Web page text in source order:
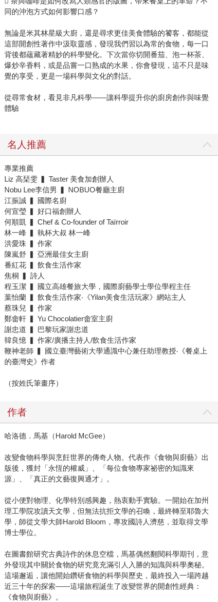
同的沖泡方式如何影響口感？
無論是米其林星級大廚，還是尋求更佳美食體驗的饕客，都能從
這部開創性著作中汲取靈感，發現我們習以為常的食物，每一口
背後都蘊藏著精妙的科學變化。下次當你切開番茄、泡一杯茶、
爆炒辛香料，或是品嘗一口熟成的水果，你會發現，這不只是味
覺的享受，更是一場科學與文化的對話。
從尋常食材，看見非凡科學——讓科學提升你的廚房創作與味覺
體驗
名人推薦
專業推薦
Liz 高琹雯 ▍ Taster 美食加創辦人
Nobu Lee李信男 ▍ NOBUO餐廳主廚
江振誠 ▍ 國際名廚
何宣瑩 ▍ 好口福創辦人
何順凱 ▍ Chef & Co-founder of Taïrroir
林一峰 ▍ 執杯大叔 林一峰
洪愛珠 ▍ 作家
陳嵐舒 ▍ 亞洲最佳女主廚
番紅花 ▍ 飲食生活作家
焦桐 ▍ 詩人
程玉潔 ▍ 國立高雄餐旅大學，國際廚藝學士學位學程主任
葉怡蘭 ▍ 飲食生活作家‧《Yilan美食生活玩家》網站主人
蔡珠兒 ▍ 作家
鄭畬軒 ▍ Yu Chocolatier畬室主廚
謝忠道 ▍ 巴黎玩家謝忠道
韓良憶 ▍ 作家/廣播主持人/飲食生活作家
鞭神老師 ▍ 國立臺灣藝術大學通識中心兼任助理教授‧《餐桌上
的臺灣史》作者
（按姓氏筆畫序）
作者
哈洛德．馬基（Harold McGee）
改變食物科學與烹飪世界的傳奇人物。代表作《食物與廚藝》出
版後，獲封「永恆的權威」、「每位食物專家祕密的知識來
源」、「真正的文藝復興通才」。
從小便對物理、化學特別感興趣，熱衷動手實驗。一開始在加州
理工學院攻讀天文學，但無法抗拒文學的召喚，最終轉至耶魯大
學，師從文學大師Harold Bloom，專攻國詩人濟慈，並取得文學
博士學位。
在圖書館研究古典詩作的休息空檔，馬基偶然翻閱科學期刊，意
外發現其中關於食物的研究竟充滿引人入勝的知識與科學奧秘。
這場邂逅，讓他開始鑽研食物的科學與歷史，最終投入一場跨越
近三十年的探索——這場旅程誕生了改變世界的開創性經典：
《食物與廚藝》。